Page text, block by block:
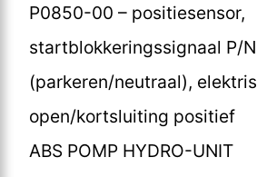
P0850-00 – positiesensor,
startblokkeringssignaal P/N
(parkeren/neutraal),
open/kortsluiting positief
ABS POMP HYDRO-UNIT